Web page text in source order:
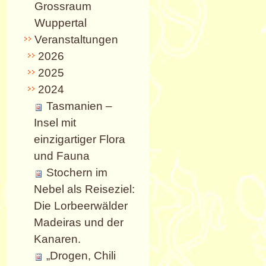
Grossraum
Wuppertal
Veranstaltungen
2026
2025
2024
Tasmanien –
Insel mit
einzigartiger Flora
und Fauna
Stochern im
Nebel als Reiseziel:
Die Lorbeerwälder
Madeiras und der
Kanaren.
„Drogen, Chili